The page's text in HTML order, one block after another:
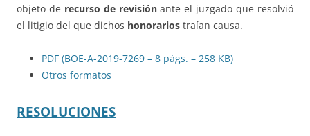
objeto de recurso de revisiónante el juzgado que resolvió
el litigio del que dichos honorarios traían causa.
PDF (BOE-A-2019-7269 – 8 págs. – 258 KB)
Otros formatos
RESOLUCIONES